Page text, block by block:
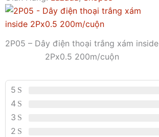
2P05 – Dây điện thoại trắng xám inside
2Px0.5 200m/cuộn
5
4
3
2